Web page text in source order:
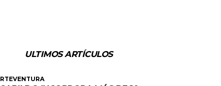
ULTIMOS ARTÍCULOS